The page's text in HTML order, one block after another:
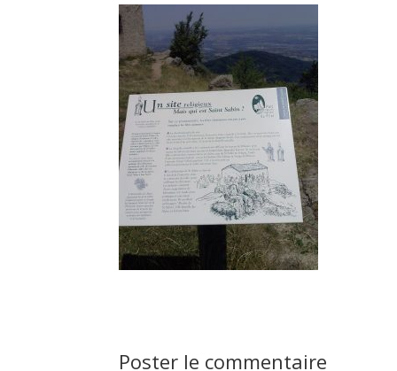
Poster le commentaire